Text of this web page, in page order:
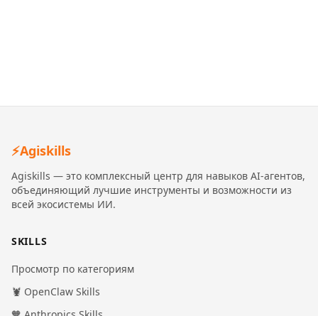
⚡Agiskills
Agiskills — это комплексный центр для навыков AI-агентов,
объединяющий лучшие инструменты и возможности из
всей экосистемы ИИ.
SKILLS
Просмотр по категориям
🦞 OpenClaw Skills